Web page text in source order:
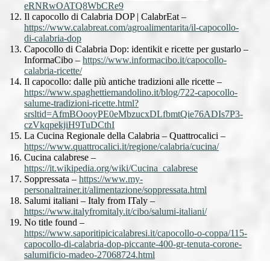
eRNRwOATQ8WbCRe9
Il capocollo di Calabria DOP | CalabrEat –
https://www.calabreat.com/agroalimentarita/il-capocollo-
di-calabria-dop
Capocollo di Calabria Dop: identikit e ricette per gustarlo –
InformaCibo – https://www.informacibo.it/capocollo-
calabria-ricette/
Il capocollo: dalle più antiche tradizioni alle ricette –
https://www.spaghettiemandolino.it/blog/722-capocollo-
salume-tradizioni-ricette.html?
srsltid=AfmBOooyPE0eMbzucxDLfbmtQie76ADIs7P3-
czVkqpekjiH9TuDCthI
La Cucina Regionale della Calabria – Quattrocalici –
https://www.quattrocalici.it/regione/calabria/cucina/
Cucina calabrese –
https://it.wikipedia.org/wiki/Cucina_calabrese
Soppressata –https://www.my-
personaltrainer.it/alimentazione/soppressata.html
Salumi italiani – Italy from ITaly –
https://www.italyfromitaly.it/cibo/salumi-italiani/
No title found –
https://www.saporitipicicalabresi.it/capocollo-o-coppa/115-
capocollo-di-calabria-dop-piccante-400-gr-tenuta-corone-
salumificio-madeo-27068724.html